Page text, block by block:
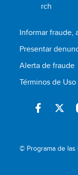
Informar fraude,
Presentar
Alerta de fraude
Términos de Uso
© Programa de